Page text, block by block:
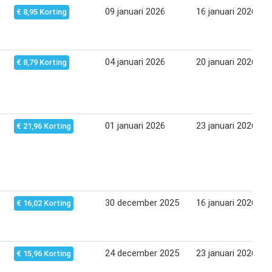
€ 8,95 Korting 09 januari 2026 16 januari 2026
€ 8,79 Korting 04 januari 2026 20 januari 2026
€ 21,96 Korting 01 januari 2026 23 januari 2026
€ 16,02 Korting 30 december 2025 16 januari 2026
€ 15,96 Korting 24 december 2025 23 januari 2026